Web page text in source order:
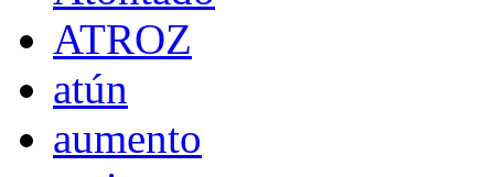
ATROZ
atún
aumento